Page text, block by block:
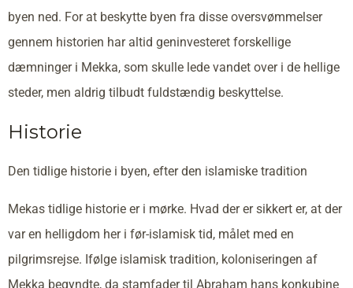
byen ned. For at beskytte byen fra disse oversvømmelser
gennem historien har altid geninvesteret forskellige
dæmninger i Mekka, som skulle lede vandet over i de hellige
steder, men aldrig tilbudt fuldstændig beskyttelse.
Historie
Den tidlige historie i byen, efter den islamiske tradition
Mekas tidlige historie er i mørke. Hvad der er sikkert er, at der
var en helligdom her i før-islamisk tid, målet med en
pilgrimsrejse. Ifølge islamisk tradition, koloniseringen af
Mekka begyndte, da stamfader til Abraham hans konkubine